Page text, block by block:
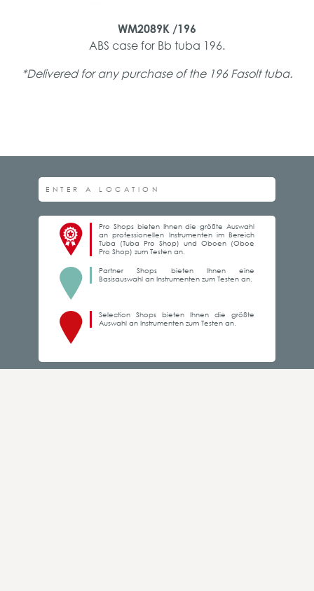
WM2089K /196
ABS case for Bb tuba 196.
*Delivered for any purchase of the 196 Fasolt tuba.
Pro Shops bieten Ihnen die größte Auswahl
an professionellen Instrumenten im Bereich
Tuba (Tuba Pro Shop) und Oboen (Oboe
Pro Shop) zum Testen an.
Partner Shops bieten Ihnen eine
Basisauswahl an Instrumenten zum Testen an.
Selection Shops bieten Ihnen die größte
Auswahl an Instrumenten zum Testen an.